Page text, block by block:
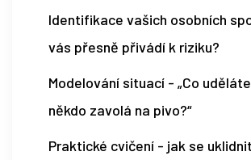
Identifikace vašich osobních
vás přesně přivádí k riziku?
Modelování situací - „Co
někdo zavolá na pivo?“
Praktické cvičení - jak se